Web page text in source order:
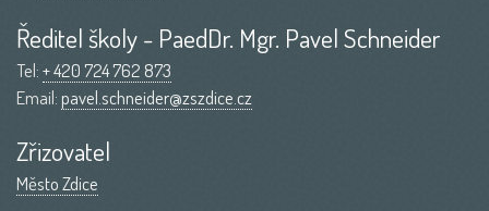
Ředitel školy - PaedDr. Mgr. Pavel Schneider
Tel:+ 420 724 762 873
Email:pavel.schneider@zszdice.cz
Zřizovatel
Město Zdice